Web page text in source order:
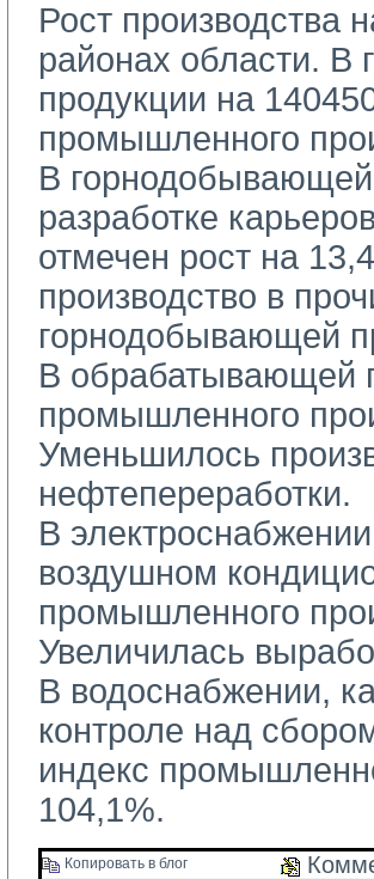
Рост производства
районах области. В
продукции на
промышленного
В
разработке
отмечен рост на
производство в
горнодобывающей
В обрабатывающей
промышленного
Уменьшилось
нефтепереработки.
В
воздушном
промышленного
Увеличилась
В водоснабжении,
контроле над
индекс
104,1%.
Копировать в блог